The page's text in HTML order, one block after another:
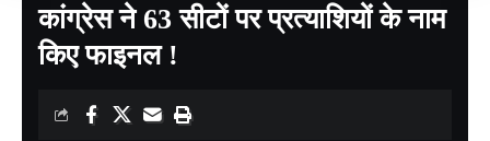
Devbhoomi Media>Blog >NATIONAL>UTTARAKHAND>कांग्रेस ने 63 सीटों पर प्रत्याशियों के नाम किए फाइनल !
कांग्रेस ने 63 सीटों पर प्रत्याशियों के नाम
किए फाइनल !